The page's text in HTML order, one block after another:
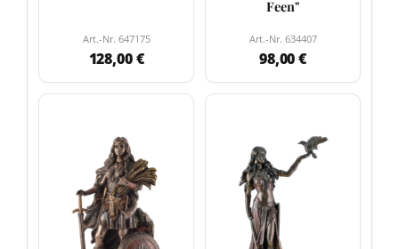
Art.-Nr. 647175
128,00 €
Feen"
Art.-Nr. 634407
98,00 €